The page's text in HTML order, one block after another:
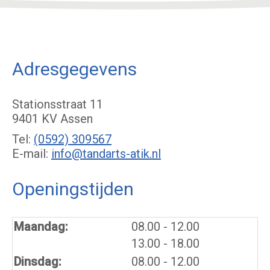
Adresgegevens
Stationsstraat 11
9401 KV Assen
Tel: (0592) 309567
E-mail: info@tandarts-atik.nl
Openingstijden
Maandag: 08.00 tot
- 12.00
13.00 tot
- 18.00
Dinsdag:
08.00 tot
- 12.00